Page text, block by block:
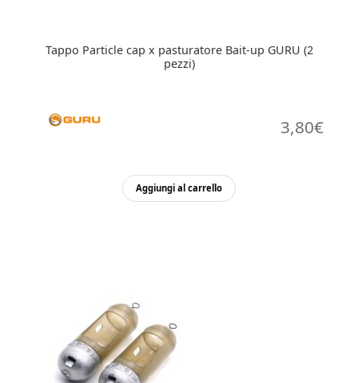
Tappo Particle cap x pasturatore Bait-up GURU (2
pezzi)
3,80€
Aggiungi al carrello